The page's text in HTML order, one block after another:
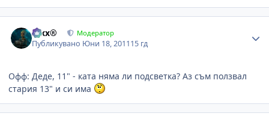
Alxx® Модератор
Публикувано Юни 18, 201115 гд
Офф: Деде, 11" - ката няма ли подсветка? Аз съм ползвал
стария 13" и си има